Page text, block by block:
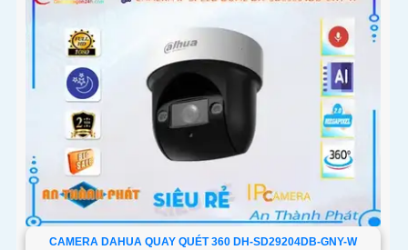
CAMERA DAHUA QUAY QUÉT 360 DH-SD29204DB-GNY-W